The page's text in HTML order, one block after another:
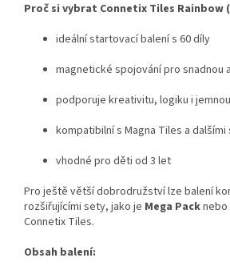
Proč si vybrat Connetix Tiles Rainbow
ideální startovací balení s 60 díly
magnetické spojování pro snadnou
podporuje kreativitu, logiku i
kompatibilní s Magna Tiles a
vhodné pro děti od 3 let
Pro ještě větší dobrodružství lze balení
rozšiřujícími sety, jako je Mega Packnebo
Connetix Tiles.
Obsah balení: